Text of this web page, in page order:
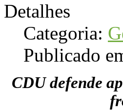
Detalhes
Categoria:
Publicado
CDU defende